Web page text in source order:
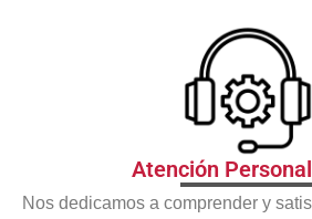
Atención
Nos dedicamos a comprender y